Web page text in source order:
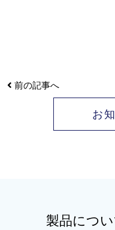
前の記事へ
お
製品につ